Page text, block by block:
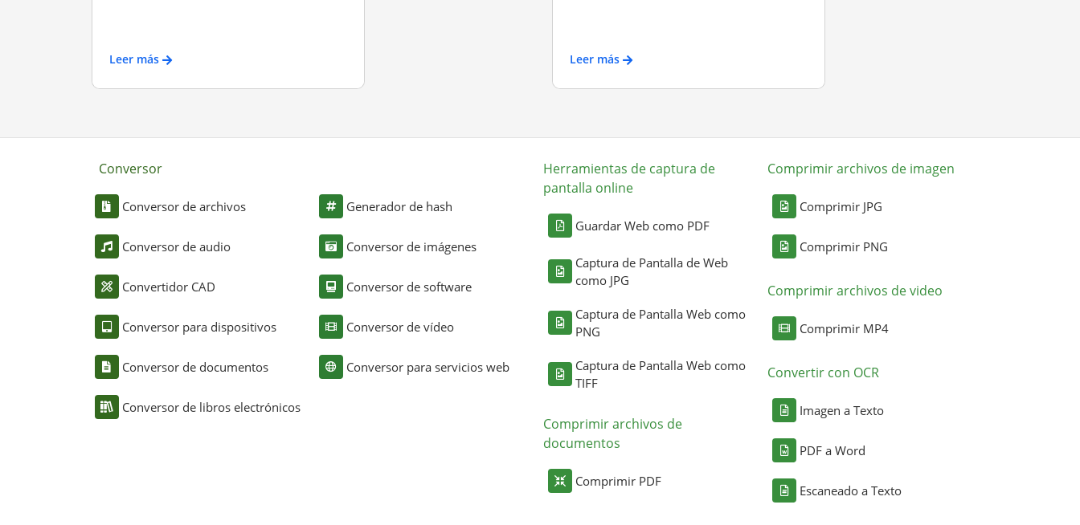
Leer más Leer más
Conversor
Conversor de archivos
Conversor de audio
Convertidor CAD
Conversor para dispositivos
Conversor de documentos
Conversor de libros electrónicos
Generador de hash
Conversor de imágenes
Conversor de software
Conversor de vídeo
Conversor para servicios web
Herramientas de captura de
pantalla online
Guardar Web como PDF
Captura de Pantalla de Web
como JPG
Captura de Pantalla Web como
PNG
Captura de Pantalla Web como
TIFF
Comprimir archivos de
documentos
Comprimir PDF
Comprimir archivos de imagen
Comprimir JPG
Comprimir PNG
Comprimir archivos de video
Comprimir MP4
Convertir con OCR
Imagen a Texto
PDF a Word
Escaneado a Texto